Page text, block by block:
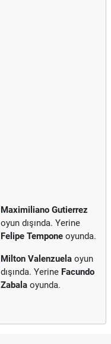
Maximiliano Gutierrez
oyun dışında. Yerine
Felipe Tempone oyunda.
Milton Valenzuela oyun
dışında. Yerine Facundo
Zabala oyunda.